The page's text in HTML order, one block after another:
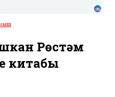
Рөстәм
китабы